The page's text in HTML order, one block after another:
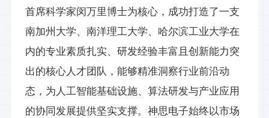
首席科学家闵万里博士为核心，成功打造了一支
南加州大学、南洋理工大学、哈尔滨工业大学在
内的专业素质扎实、研发经验丰富且创新能力突
出的核心人才团队，能够精准洞察行业前沿动
态，为人工智能基础设施、算法研发与产业应用
的协同发展提供坚实支撑。神思电子始终以市场